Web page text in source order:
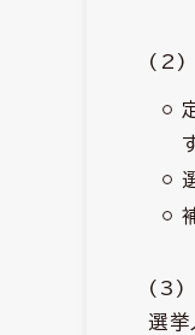
(2)
(3)
選挙